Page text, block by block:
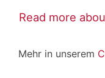
Read more
Mehr in unserem